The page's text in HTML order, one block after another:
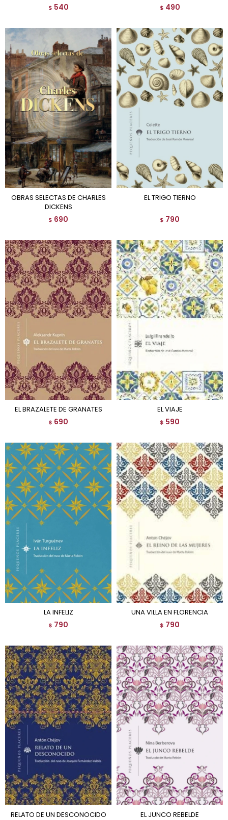
$ 540 $ 490
OBRAS SELECTAS DE CHARLES
DICKENS
$ 690
EL TRIGO TIERNO
$ 790
EL BRAZALETE DE GRANATES
$ 690
EL VIAJE
$ 590
LA INFELIZ
$ 790
UNA VILLA EN FLORENCIA
$ 790
RELATO DE UN DESCONOCIDO EL JUNCO REBELDE